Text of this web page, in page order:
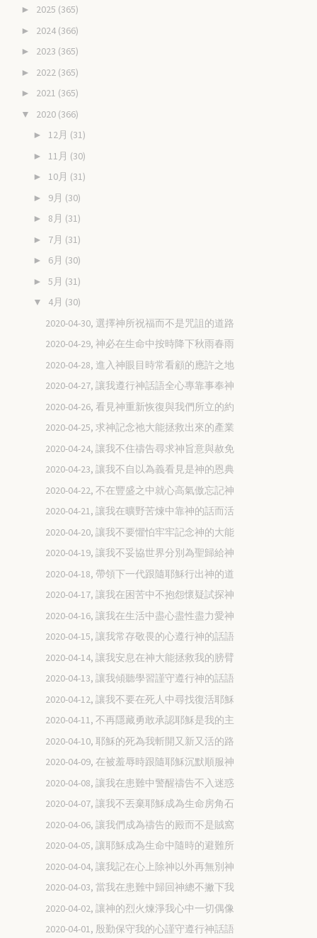
► 2025 (365)
► 2024 (366)
► 2023 (365)
► 2022 (365)
► 2021 (365)
▼ 2020 (366)
► 12月 (31)
► 11月 (30)
► 10月 (31)
► 9月 (30)
► 8月 (31)
► 7月 (31)
► 6月 (30)
► 5月 (31)
▼ 4月 (30)
2020-04-30, 選擇神所祝福而不是咒詛的道路
2020-04-29, 神必在生命中按時降下秋雨春雨
2020-04-28, 進入神眼目時常看顧的應許之地
2020-04-27, 讓我遵行神話語全心專靠事奉神
2020-04-26, 看見神重新恢復與我們所立的約
2020-04-25, 求神記念祂大能拯救出來的產業
2020-04-24, 讓我不住禱告尋求神旨意與赦免
2020-04-23, 讓我不自以為義看見是神的恩典
2020-04-22, 不在豐盛之中就心高氣傲忘記神
2020-04-21, 讓我在曠野苦煉中靠神的話而活
2020-04-20, 讓我不要懼怕牢牢記念神的大能
2020-04-19, 讓我不妥協世界分別為聖歸給神
2020-04-18, 帶領下一代跟隨耶穌行出神的道
2020-04-17, 讓我在困苦中不抱怨懷疑試探神
2020-04-16, 讓我在生活中盡心盡性盡力愛神
2020-04-15, 讓我常存敬畏的心遵行神的話語
2020-04-14, 讓我安息在神大能拯救我的膀臂
2020-04-13, 讓我傾聽學習謹守遵行神的話語
2020-04-12, 讓我不要在死人中尋找復活耶穌
2020-04-11, 不再隱藏勇敢承認耶穌是我的主
2020-04-10, 耶穌的死為我斬開又新又活的路
2020-04-09, 在被羞辱時跟隨耶穌沉默順服神
2020-04-08, 讓我在患難中警醒禱告不入迷惑
2020-04-07, 讓我不丟棄耶穌成為生命房角石
2020-04-06, 讓我們成為禱告的殿而不是賊窩
2020-04-05, 讓耶穌成為生命中隨時的避難所
2020-04-04, 讓我記在心上除神以外再無別神
2020-04-03, 當我在患難中歸回神總不撇下我
2020-04-02, 讓神的烈火煉淨我心中一切偶像
2020-04-01, 殷勤保守我的心謹守遵行神話語